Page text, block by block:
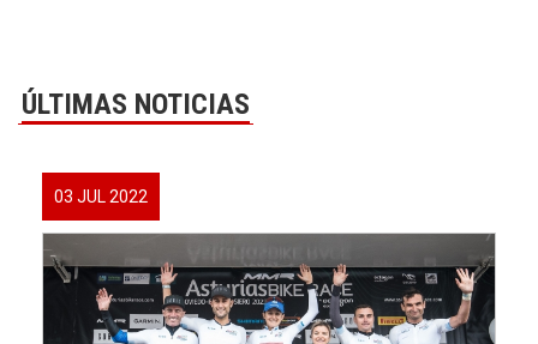
ÚLTIMAS NOTICIAS
03 JUL 2022